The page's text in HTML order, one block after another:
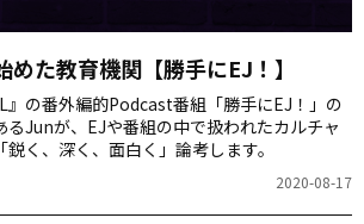
めた教育機関【勝手にEJ！】
』の番外編的Podcast番組「勝手にEJ！」の
るJunが、EJや番組の中で扱われたカルチャ
く、深く、面白く」論考します。
2020-08-17